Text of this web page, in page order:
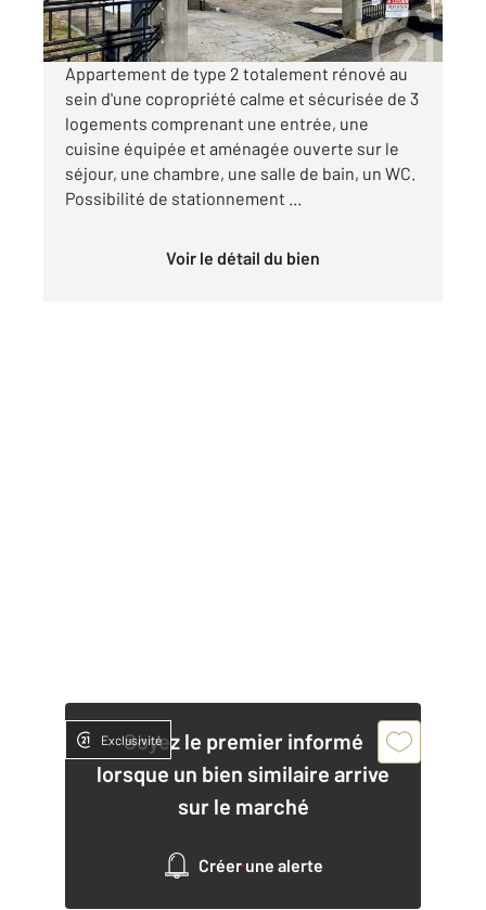
par mois charges comprises
Appartement de type 2 totalement rénové au
sein d'une copropriété calme et sécurisée de 3
logements comprenant une entrée, une
cuisine équipée et aménagée ouverte sur le
séjour, une chambre, une salle de bain, un WC.
Possibilité de stationnement ...
Voir le détail du bien
Soyez le premier informé
lorsque un bien similaire arrive
sur le marché
Créer une alerte
Exclusivité